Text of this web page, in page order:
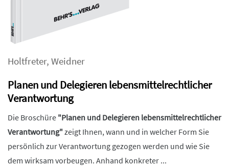
Holtfreter, Weidner
Planen und Delegieren lebensmittelrechtlicher
Verantwortung
Die Broschüre "Planen und Delegieren lebensmittelrechtlicher
Verantwortung"zeigt Ihnen, wann und in welcher Form Sie
persönlich zur Verantwortung gezogen werden und wie Sie
dem wirksam vorbeugen. Anhand konkreter ...